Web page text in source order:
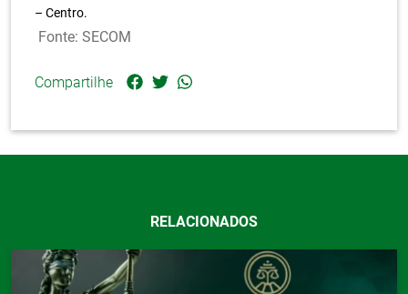
– Centro.
Fonte: SECOM
Compartilhe
RELACIONADOS